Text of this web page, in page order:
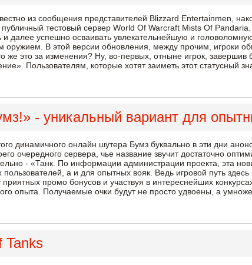
из сообщения представителей Blizzard Entertainmen,
тестовый сервер World Of Warcraft Mists Of
и далее успешно осваивать увлекательнейшую и
оружием. В этой версии обновления, между прочим, игроки
же это за изменения? Ну, во-первых, отныне игрок, завершив
Пользователям, которые хотят заиметь этот статусный
- уникальный вариант для
динамичного онлайн шутера Бумз буквально в эти дни
очередного сервера, чье название звучит достаточно
- «Танк. По информации администрации проекта, эта
а и для опытных вояк. Ведь игровой путь
промо бонусов и участвуя в интереснейших
опыта. Получаемые очки будут не просто удвоены, а
Tanks